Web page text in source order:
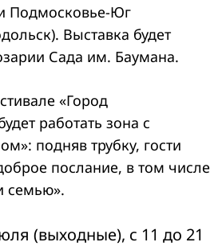
Подмосковье-Юг
Выставка будет
Сада им. Баумана.
«Город
работать зона с
подняв трубку, гости
послание, в том числе
семью».
(выходные), с 11 до 21